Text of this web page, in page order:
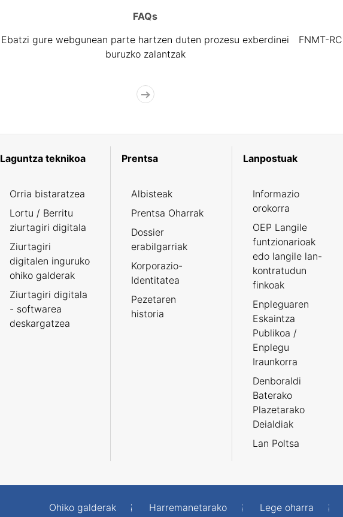
FAQs
Ebatzi gure webgunean parte hartzen duten prozesu exberdinei
buruzko zalantzak
FNMT-
Laguntza teknikoa
Orria bistaratzea
Lortu / Berritu
ziurtagiri digitala
Ziurtagiri
digitalen inguruko
ohiko galderak
Ziurtagiri digitala
- softwarea
deskargatzea
Prentsa
Albisteak
Prentsa Oharrak
Dossier
erabilgarriak
Korporazio-
Identitatea
Pezetaren
historia
Lanpostuak
Informazio
orokorra
OEP Langile
funtzionarioak
edo langile lan-
kontratudun
finkoak
Enpleguaren
Eskaintza
Publikoa /
Enplegu
Iraunkorra
Denboraldi
Baterako
Plazetarako
Deialdiak
Lan Poltsa
Ohiko galderak Harremanetarako Lege oharra